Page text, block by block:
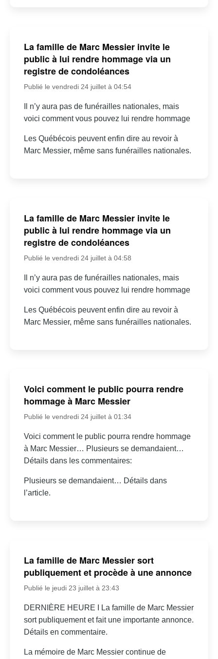
La famille de Marc Messier invite le
public à lui rendre hommage via un
registre de condoléances
Publié le vendredi 24 juillet à 04:54
Il n’y aura pas de funérailles nationales, mais
voici comment vous pouvez lui rendre hommage
Les Québécois peuvent enfin dire au revoir à
Marc Messier, même sans funérailles nationales.
La famille de Marc Messier invite le
public à lui rendre hommage via un
registre de condoléances
Publié le vendredi 24 juillet à 04:58
Il n’y aura pas de funérailles nationales, mais
voici comment vous pouvez lui rendre hommage
Les Québécois peuvent enfin dire au revoir à
Marc Messier, même sans funérailles nationales.
Voici comment le public pourra rendre
hommage à Marc Messier
Publié le vendredi 24 juillet à 01:34
Voici comment le public pourra rendre hommage
à Marc Messier… Plusieurs se demandaient…
Détails dans les commentaires:
Plusieurs se demandaient… Détails dans
l’article.
La famille de Marc Messier sort
publiquement et procède à une annonce
Publié le jeudi 23 juillet à 23:43
DERNIÈRE HEURE I La famille de Marc Messier
sort publiquement et fait une importante annonce.
Détails en commentaire.
La mémoire de Marc Messier continue de